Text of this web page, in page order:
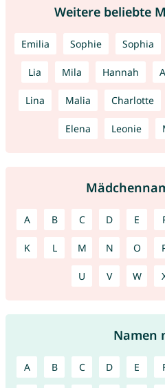
Weitere beliebte
Emilia Sophie Sophia
Lia Mila Hannah
Lina Malia Charlotte
Elena Leonie
A B C D E
K L M N O
U V W
Namen
A B C D E